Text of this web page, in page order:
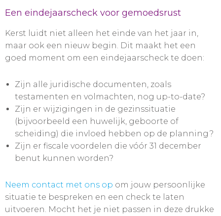
Een eindejaarscheck voor gemoedsrust
Kerst luidt niet alleen het einde van het jaar in,
maar ook een nieuw begin. Dit maakt het een
goed moment om een eindejaarscheck te doen:
Zijn alle juridische documenten, zoals
testamenten en volmachten, nog up-to-date?
Zijn er wijzigingen in de gezinssituatie
(bijvoorbeeld een huwelijk, geboorte of
scheiding) die invloed hebben op de planning?
Zijn er fiscale voordelen die vóór 31 december
benut kunnen worden?
Neem contact met ons op om jouw persoonlijke
situatie te bespreken en een check te laten
uitvoeren. Mocht het je niet passen in deze drukke